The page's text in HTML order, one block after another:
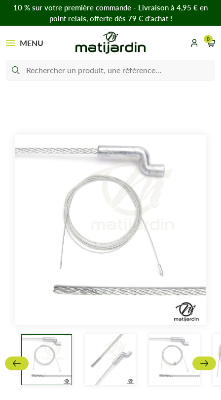
10 % sur votre première commande - Livraison à 4,95 € en
point relais, offerte dès 79 € d’achat !
MENU 0